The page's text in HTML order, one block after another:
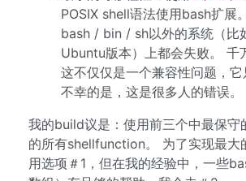
POSIX shell语法使用bash扩展
bash / bin / sh以外的系统（比
Ubuntu版本）上都会失败。 千
这不仅仅是一个兼容性问题，它
不幸的是，这是很多人的错误。
我的build议是：使用前三个中最保守
的所有shellfunction。 为了实现最大
用选项＃1，但在我的经验中，一些